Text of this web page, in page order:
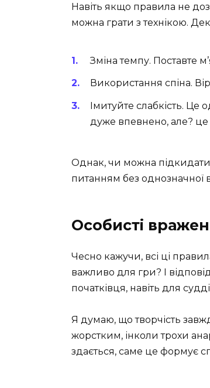
Навіть якщо правила не
можна грати з технікою.
Зміна темпу. Поставте
Використання спіна.
Імитуйте слабкість. Це
дуже впевнено, але?
Однак, чи можна підкидати
питанням без однозначної
Особисті
Чесно кажучи, всі ці
важливо для гри? І
початківця, навіть для
Я думаю, що творчість
жорстким, інколи трохи
здається, саме це формує